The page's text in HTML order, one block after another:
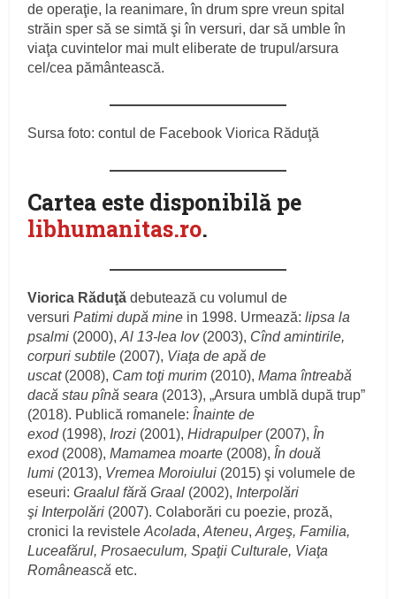
de operaţie, la reanimare, în drum spre vreun spital
străin sper să se simtă şi în versuri, dar să umble în
viaţa cuvintelor mai mult eliberate de trupul/arsura
cel/cea pământească.
Sursa foto: contul de Facebook Viorica Răduţă
Cartea este disponibilă pe
libhumanitas.ro.
Viorica Răduţă debutează cu volumul de
versuriPatimi după mine in 1998. Urmează:lipsa la
psalmi (2000),Al 13-lea Iov (2003), Cînd amintirile,
corpuri subtile (2007), Viaţa de apă de
uscat (2008), Cam toţi murim (2010),Mama întreabă
dacă stau pînă seara (2013), „Arsura umblă după trup”
(2018). Publică romanele: Înainte de
exod (1998), Irozi (2001),Hidrapulper (2007), În
exod (2008),Mamamea moarte (2008), În două
lumi (2013), Vremea Moroiului (2015) şi volumele de
eseuri:Graalul fără Graal (2002), Interpolări
şi Interpolări (2007). Colaborări cu poezie, proză,
cronici la revisteleAcolada,Ateneu,Argeş, Familia,
Luceafărul, Prosaeculum, Spaţii Culturale, Viaţa
Româneascăetc.